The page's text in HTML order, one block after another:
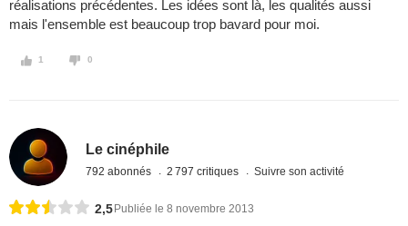
réalisations précédentes. Les idées sont là, les qualités aussi
mais l'ensemble est beaucoup trop bavard pour moi.
1 0
Le cinéphile
792 abonnés 2 797 critiques Suivre son activité
2,5 Publiée le 8 novembre 2013